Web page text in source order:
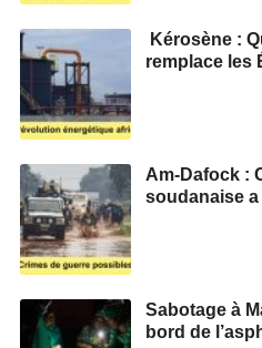
Kérosène :
remplace les
Am-Dafock :
soudanaise
Sabotage à
bord de